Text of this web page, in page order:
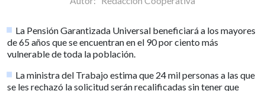
La Pensión Garantizada Universal beneficiará a los mayores
de 65 años que se encuentran en el 90 por ciento más
vulnerable de toda la población.
La ministra del Trabajo estima que 24 mil personas a las que
se les rechazó la solicitud serán recalificadas sin tener que